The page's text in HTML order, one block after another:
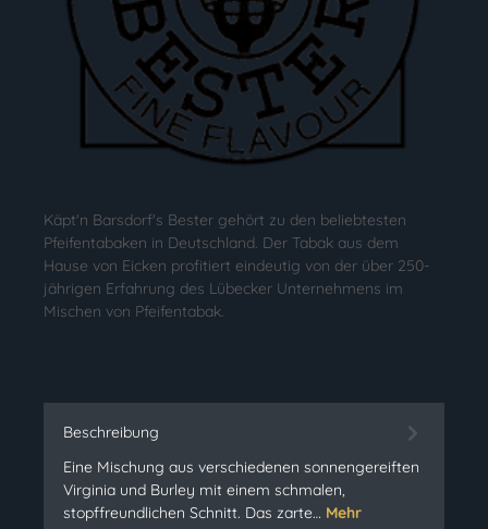
Käpt'n Barsdorf's Bester gehört zu den beliebtesten
Pfeifentabaken in Deutschland. Der Tabak aus dem
Hause von Eicken profitiert eindeutig von der über 250-
jährigen Erfahrung des Lübecker Unternehmens im
Mischen von Pfeifentabak.
Beschreibung
Eine Mischung aus verschiedenen sonnengereiften
Virginia und Burley mit einem schmalen,
stopffreundlichen Schnitt. Das zarte… Mehr